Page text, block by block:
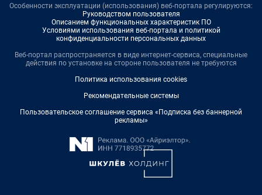
Особенности эксплуатации (использования) веб-портала регулируются:
Руководством пользователя
Описанием функциональных характеристик ПО
Условиями использования веб-портала и политикой
конфиденциальности персональных данных
Веб-портал распространяется в виде интернет-сервиса, специальные
действия по установке на стороне пользователя не требуются
Политика использования cookies
Рекомендательные системы
Пользовательское соглашение сервиса «Подписка без баннерной
рекламы»